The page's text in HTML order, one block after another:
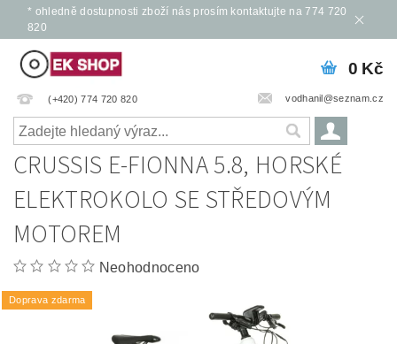
* ohledně dostupnosti zboží nás prosím kontaktujte na 774 720
820
(+420) 774 720 820 vodhanil@seznam.cz
0 Kč
CRUSSIS E-FIONNA 5.8, HORSKÉ
ELEKTROKOLO SE STŘEDOVÝM
MOTOREM
Neohodnoceno
Doprava zdarma